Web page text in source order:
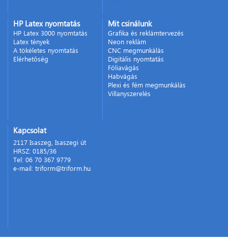
HP Latex nyomtatás
HP Latex 3000 nyomtatás
Latex tények
A tökéletes nyomtatás
Elérhetőség
Mit csinálunk
Grafika és reklámtervezés
Neon reklám
CNC megmunkálás
Digitális nyomtatás
Fóliavágás
Habvágás
Plexi és fém megmunkálás
Villanyszerelés
Kapcsolat
2117 Isaszeg, Isaszegi út
HRSZ: 0185/36
Tel: 06 70 367 9779
e-mail: triform@triform.hu